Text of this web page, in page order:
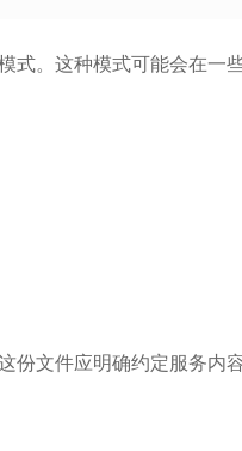
式。这种模式可能会在一
份文件应明确约定服务内